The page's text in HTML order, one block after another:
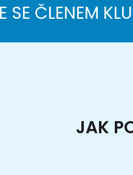
SE ČLENEM
JAK